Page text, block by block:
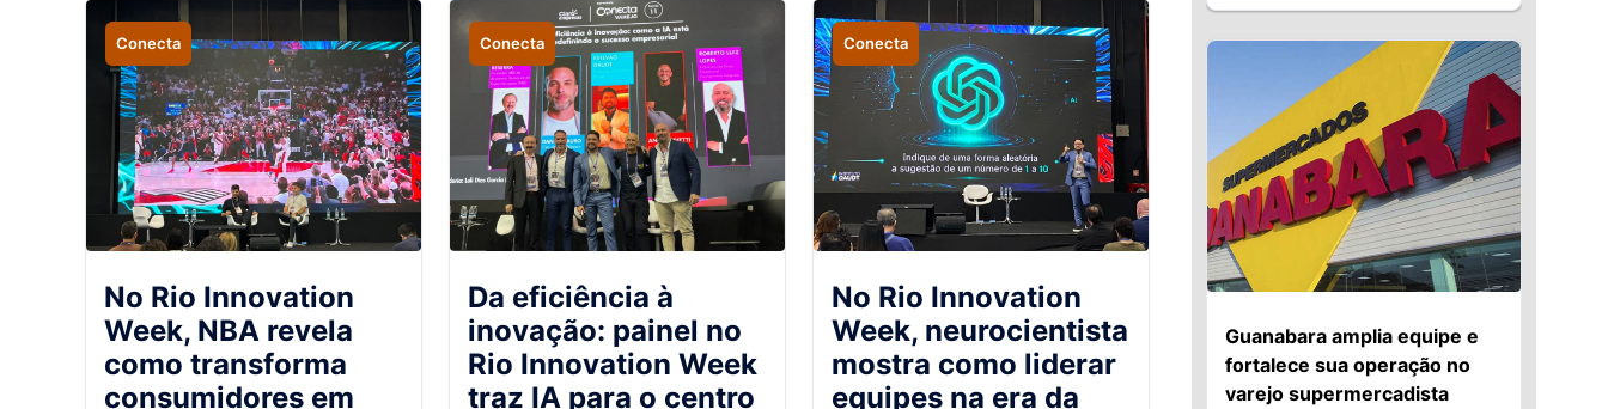
Conecta
No Rio Innovation
Week, NBA revela
como transforma
consumidores em
Conecta
Da eficiência à
inovação: painel no
Rio Innovation Week
traz IA para o centro
Conecta
No Rio Innovation
Week, neurocientista
mostra como liderar
equipes na era da
Guanabara amplia equipe e
fortalece sua operação no
varejo supermercadista